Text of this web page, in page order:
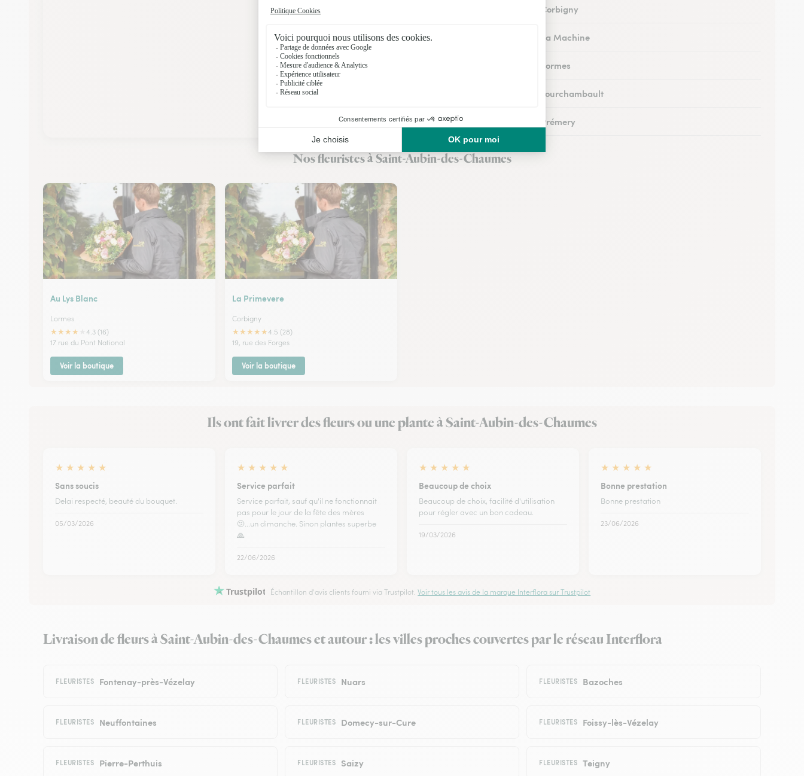
Fleuristes à Corbigny
Fleuristes à La Machine
Fleuristes à Lormes
Fleuristes à Fourchambault
Fleuristes à Prémery
Fleuristes à La Charité-sur-Loire
Nos fleuristes à Saint-Aubin-des-Chaumes
Au Lys Blanc
Lormes
★★★★
4.3 (16)
17 rue du Pont National
Voir la boutique
La Primevere
Corbigny
★★★★★4.5 (28)
19, rue des Forges
Voir la boutique
Ils ont fait livrer des fleurs ou une plante à Saint-Aubin-des-Chaumes
★ ★ ★ ★ ★
Sans soucis
Delai respecté, beauté du bouquet.
05/03/2026
★ ★ ★ ★ ★
Service parfait
Service parfait, sauf qu'il ne fonctionnait
pas pour le jour de la fête des mères
🫤...un dimanche. Sinon plantes superbe
🙏
22/06/2026
★ ★ ★ ★ ★
Beaucoup de choix
Beaucoup de choix, facilité d'utilisation
pour régler avec un bon cadeau.
19/03/2026
★ ★ ★ ★ ★
Bonne prestation
Bonne prestation
23/06/2026
Trustpilot Échantillon d'avis clients fourni via Trustpilot.Voir tous les avis de la marque Interflora sur Trustpilot
Livraison de fleurs à Saint-Aubin-des-Chaumes et autour : les villes proches couvertes par le réseau Interflora
FLEURISTES Fontenay-près-Vézelay FLEURISTES Nuars FLEURISTES Bazoches
FLEURISTES Neuffontaines FLEURISTES Domecy-sur-Cure FLEURISTES Foissy-lès-Vézelay
FLEURISTES Pierre-Perthuis FLEURISTES Saizy FLEURISTES Teigny